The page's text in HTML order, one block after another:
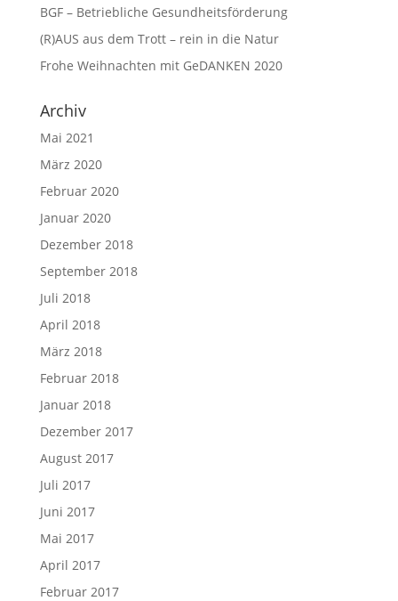
BGF – Betriebliche Gesundheitsförderung
(R)AUS aus dem Trott – rein in die Natur
Frohe Weihnachten mit GeDANKEN 2020
Archiv
Mai 2021
März 2020
Februar 2020
Januar 2020
Dezember 2018
September 2018
Juli 2018
April 2018
März 2018
Februar 2018
Januar 2018
Dezember 2017
August 2017
Juli 2017
Juni 2017
Mai 2017
April 2017
Februar 2017